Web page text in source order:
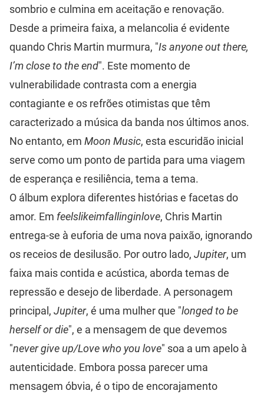
sombrio e culmina em aceitação e renovação.
Desde a primeira faixa, a melancolia é evidente
quando Chris Martin murmura, "Is anyone out there,
I’m close to the end". Este momento de
vulnerabilidade contrasta com a energia
contagiante e os refrões otimistas que têm
caracterizado a música da banda nos últimos anos.
No entanto, em Moon Music, esta escuridão inicial
serve como um ponto de partida para uma viagem
de esperança e resiliência, tema a tema.
O álbum explora diferentes histórias e facetas do
amor. Em feelslikeimfallinginlove, Chris Martin
entrega-se à euforia de uma nova paixão, ignorando
os receios de desilusão. Por outro lado, Jupiter, um
faixa mais contida e acústica, aborda temas de
repressão e desejo de liberdade. A personagem
principal, Jupiter, é uma mulher que "longed to be
herself or die", e a mensagem de que devemos
"never give up/Love who you love" soa a um apelo à
autenticidade. Embora possa parecer uma
mensagem óbvia, é o tipo de encorajamento